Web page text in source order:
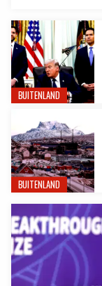
BUITENLAND
BUITENLAND